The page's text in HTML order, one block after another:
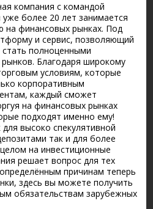
компания с командой
более 20 лет занимается
на финансовых рынках. Под
и сервис, позволяющий
полноценными
Благодаря широкому
условиям, которые
корпоративным
каждый сможет
на финансовых рынках
подходят именно ему!
высоко спекулятивной
так и для более
на инвестиционные
решает вопрос для тех
причинам теперь
здесь вы можете получить
обязательствам зарубежных